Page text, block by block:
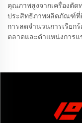
คุณภาพสูงจากเครื่องตัด
ประสิทธิภาพผลิตภัณฑ์ที่
การลดจำนวนการเรียก
ตลาดและตำแหน่งการ